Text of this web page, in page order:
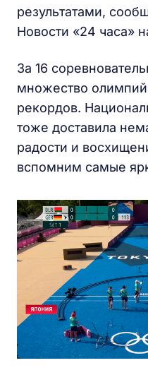
результатами,
Новости «24 часа»
За 16
множество
рекордов.
тоже доставила
радости и
вспомним самые